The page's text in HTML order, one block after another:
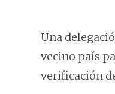
Una
vecino país
verificación